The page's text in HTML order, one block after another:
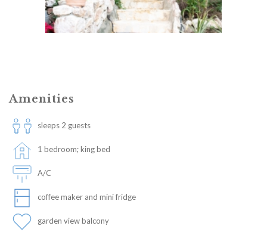
Amenities
sleeps 2 guests
1 bedroom; king bed
A/C
coffee maker and mini fridge
garden view balcony